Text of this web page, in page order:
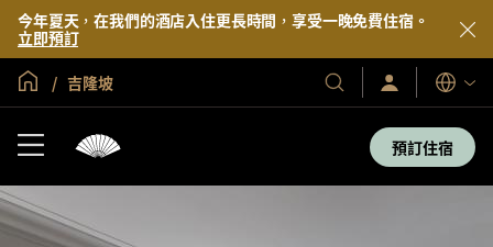
今年夏天，在我們的酒店入住更長時間，享受一晚免費住宿。
立即預訂
全球首頁
吉隆坡
我
們
登
入/
即
加
入
語
言
預訂住宿